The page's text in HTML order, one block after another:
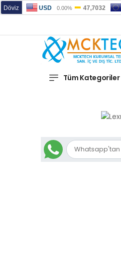
Tüm Kategoriler